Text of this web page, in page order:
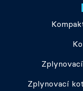
Zplynovací